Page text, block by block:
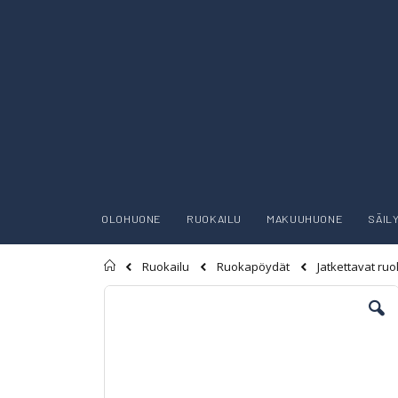
OLOHUONE RUOKAILU MAKUUHUONE
Etusivu
Ruokailu Ruokapöydät Jatkettavat
Skip